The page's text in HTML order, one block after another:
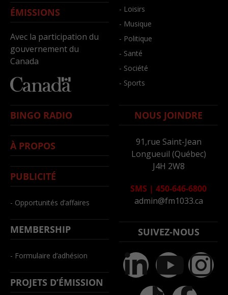
ÉMISSIONS
Avec la participation du
gouvernement du
Canada
- Loisirs
- Musique
- Politique
- Santé
- Société
- Sports
BINGO RADIO
À PROPOS
PUBLICITÉ
- Opportunités d’affaires
MEMBERSHIP
- Formulaire d’adhésion
PROJETS D’ÉMISSION
NOUS JOINDRE
91,rue Saint-Jean
Longueuil (Québec)
J4H 2W8
SMS | 450-646-6800
admin@fm1033.ca
SUIVEZ-NOUS